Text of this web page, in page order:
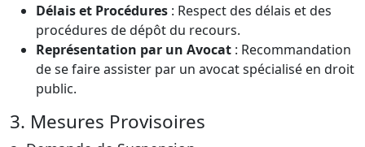
Délais et Procédures : Respect des délais et des
procédures de dépôt du recours.
Représentation par un Avocat : Recommandation
de se faire assister par un avocat spécialisé en droit
public.
3. Mesures Provisoires